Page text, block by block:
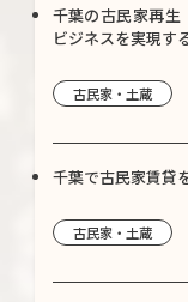
千葉の古民家再生
ビジネスを実現す
古民家・土蔵
千葉で古民家賃貸
古民家・土蔵